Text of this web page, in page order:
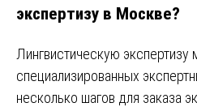
экспертизу в Москве?
Лингвистическую экспертизу
специализированных
несколько шагов для заказа